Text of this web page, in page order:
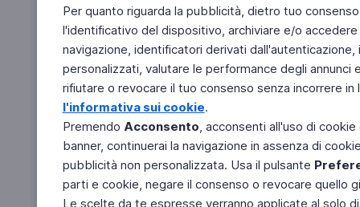
Per quanto riguarda la pubblicità, dietro tuo
l'identificativo del dispositivo, archiviare e/o
navigazione, identificatori derivati
personalizzati, valutare le performance degli
rifiutare o revocare il tuo consenso senza incorrere
l'informativa sui cookie.
Premendo Acconsento, acconsenti all'uso di
banner, continuerai la navigazione in assenza di
pubblicità non personalizzata. Usa il pulsante
parti e cookie, negare il consenso o revocare quello
Le scelte da te espresse verranno applicate al solo